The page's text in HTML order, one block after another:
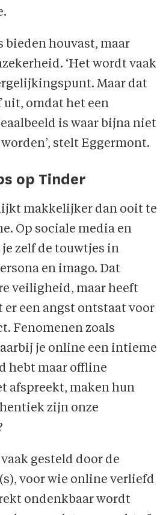
bieden houvast, maar
‘Het wordt vaak
Maar dat
uit, omdat het een
is waar bijna niet
stelt Eggermont.
op Tinder
makkelijker dan ooit te
Op sociale media en
zelf de touwtjes in
en imago. Dat
veiligheid, maar heeft
er een angst ontstaat voor
Fenomenen zoals
je online een intieme
hebt maar offline
afspreekt, maken hun
zijn onze
gesteld door de
voor wie online verliefd
ondenkbaar wordt